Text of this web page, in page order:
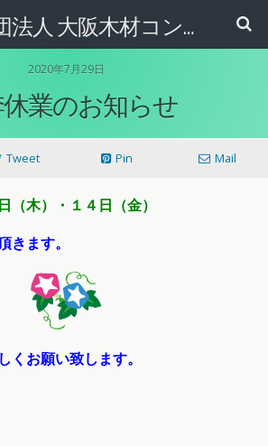
一般社団法人 大阪木材コンビナート協会
2020年7月29日
業のお知らせ
Tweet Pin Mail
（木）・１４日（金）
きます。
くお願い致します。